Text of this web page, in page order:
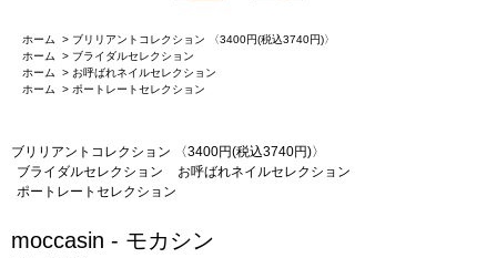
ホーム > ブリリアントコレクション 〈3400円(税込3740円)〉
ホーム
> ブライダルセレクション
ホーム
> お呼ばれネイルセレクション
ホーム
> ポートレートセレクション
ブリリアントコレクション 〈3400円(税込3740円)〉
ブライダルセレクション
お呼ばれネイルセレクション
ポートレートセレクション
moccasin - モカシン